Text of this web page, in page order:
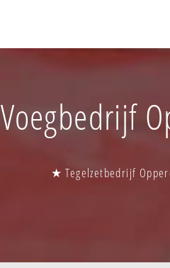
Voegbedrijf
★ Tegelzetbedrijf